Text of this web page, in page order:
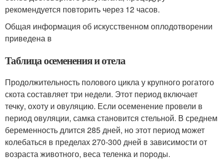
рекомендуется повторить через 12 часов.
Общая информация об искусственном оплодотворении
приведена в
Таблица осеменения и отела
Продолжительность полового цикла у крупного рогатого
скота составляет три недели. Этот период включает
течку, охоту и овуляцию. Если осеменение провели в
период овуляции, самка становится стельной. В среднем
беременность длится 285 дней, но этот период может
колебаться в пределах 270-300 дней в зависимости от
возраста животного, веса теленка и породы.